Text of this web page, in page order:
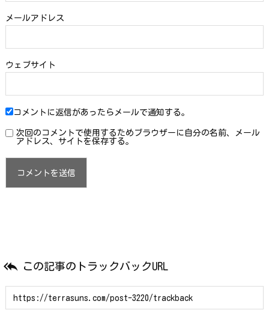
メールアドレス
ウェブサイト
コメントに返信があったらメールで通知する。
次回のコメントで使用するためブラウザーに自分の名前、メール
アドレス、サイトを保存する。
 この記事のトラックバックURL